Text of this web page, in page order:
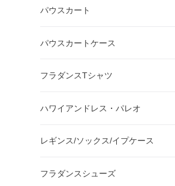
パウスカート
パウスカートケース
フラダンスTシャツ
ハワイアンドレス・パレオ
レギンス/ソックス/イプケース
フラダンスシューズ